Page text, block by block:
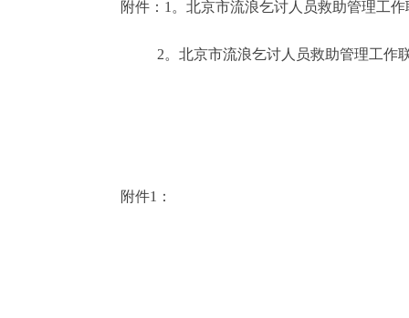
附件：1。北京市流浪乞讨人员救助管理工作
2。北京市流浪乞讨人员救助管理工作联
附件1：